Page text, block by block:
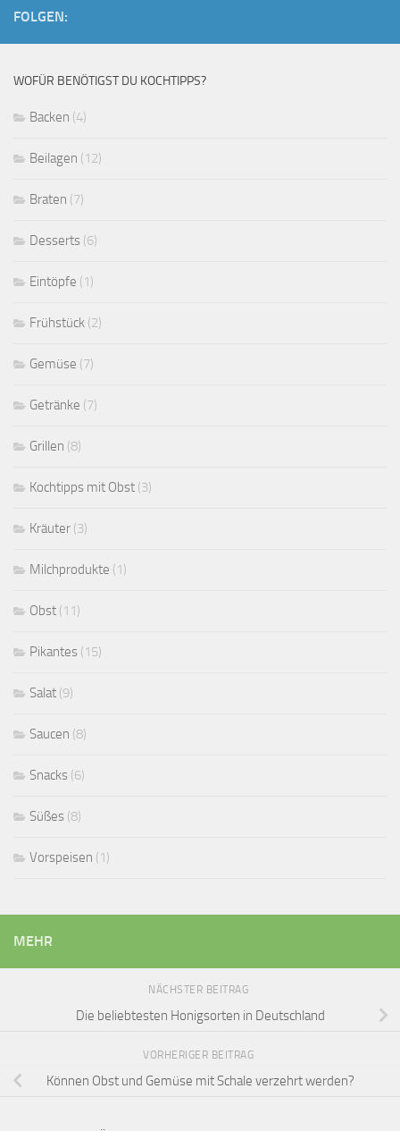
FOLGEN:
WOFÜR BENÖTIGST DU KOCHTIPPS?
Backen (4)
Beilagen (12)
Braten (7)
Desserts (6)
Eintöpfe (1)
Frühstück (2)
Gemüse (7)
Getränke (7)
Grillen (8)
Kochtipps mit Obst (3)
Kräuter (3)
Milchprodukte (1)
Obst (11)
Pikantes (15)
Salat (9)
Saucen (8)
Snacks (6)
Süßes (8)
Vorspeisen (1)
MEHR
NÄCHSTER BEITRAG
Die beliebtesten Honigsorten in Deutschland
VORHERIGER BEITRAG
Können Obst und Gemüse mit Schale verzehrt werden?